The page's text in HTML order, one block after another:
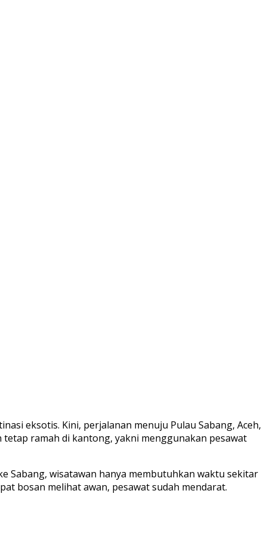
eksotis. Kini, perjalanan menuju Pulau Sabang, Aceh,
ramah di kantong, yakni menggunakan pesawat
Sabang, wisatawan hanya membutuhkan waktu sekitar
bosan melihat awan, pesawat sudah mendarat.